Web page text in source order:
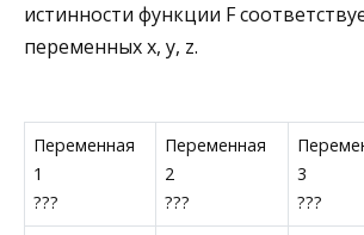
истинности функции F
переменных x, y, z.
Переменная
1
???
Переменная
2
???
3
???